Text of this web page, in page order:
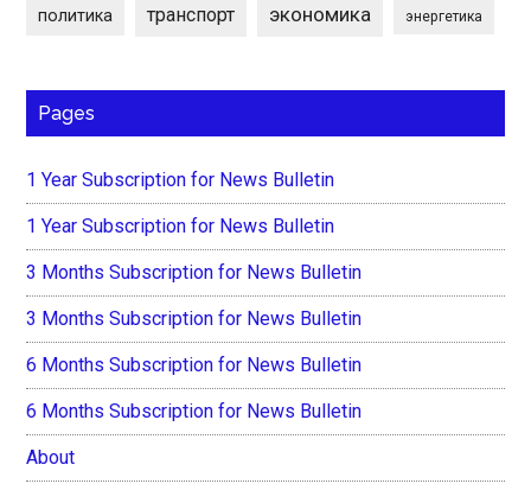
политика транспорт экономика энергетика
Pages
1 Year Subscription for News Bulletin
1 Year Subscription for News Bulletin
3 Months Subscription for News Bulletin
3 Months Subscription for News Bulletin
6 Months Subscription for News Bulletin
6 Months Subscription for News Bulletin
About